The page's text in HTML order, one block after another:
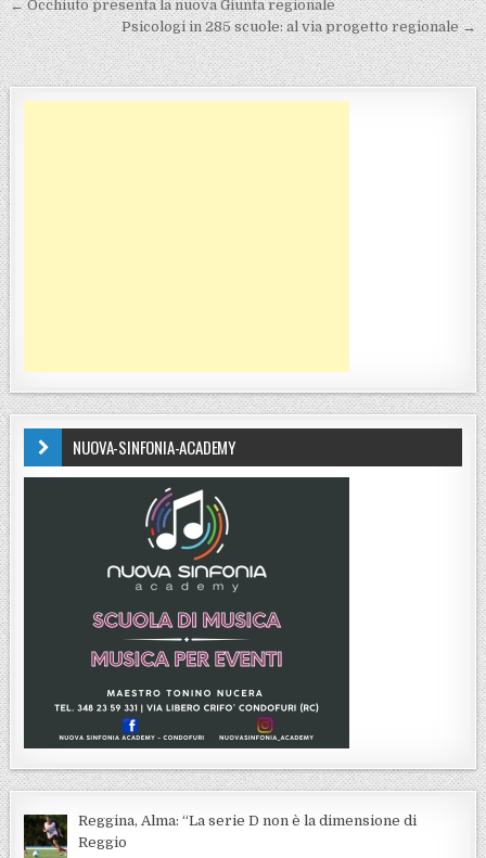
Navigazione articoli
← Occhiuto presenta la nuova Giunta regionale
Psicologi in 285 scuole: al via progetto regionale →
NUOVA-SINFONIA-ACADEMY
Reggina, Alma: “La serie D non è la dimensione di
Reggio